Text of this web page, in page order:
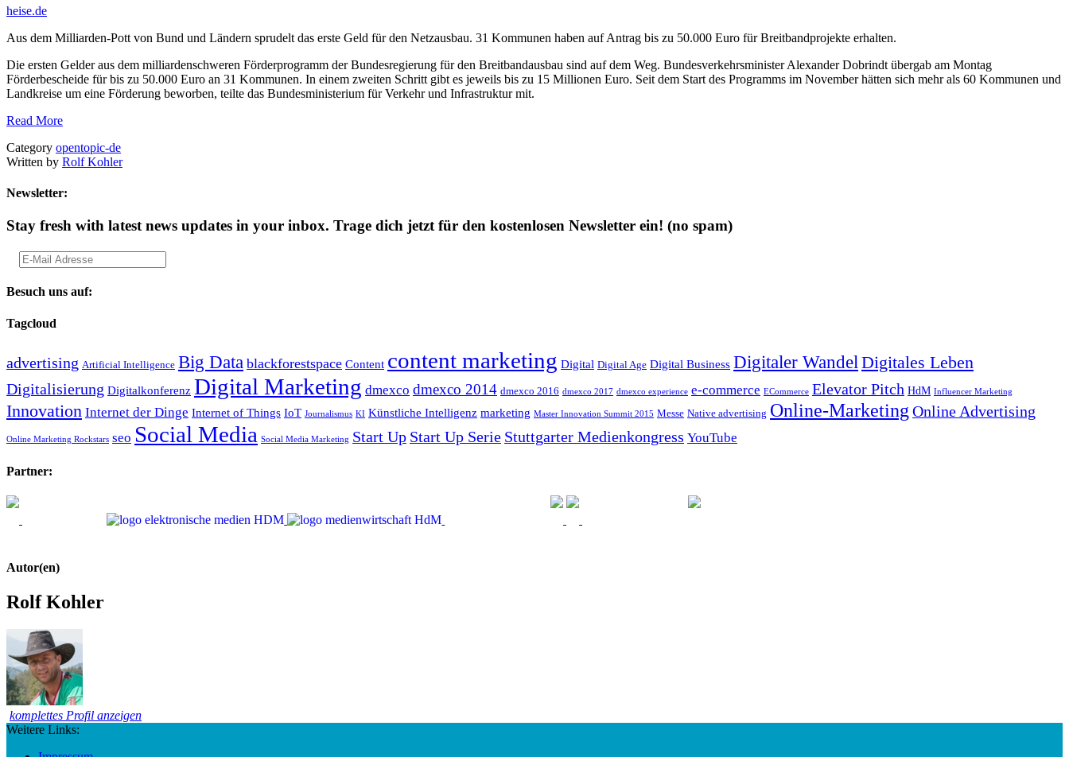
heise.de
Aus dem Milliarden-Pott von Bund und Ländern sprudelt das erste Geld für den Netzausbau. 31 Kommunen haben auf Antrag bis zu 50.000 Euro für Breitbandprojekte erhalten.
Die ersten Gelder aus dem milliardenschweren Förderprogramm der Bundesregierung für den Breitbandausbau sind auf dem Weg. Bundesverkehrsminister Alexander Dobrindt übergab am Montag
Förderbescheide für bis zu 50.000 Euro an 31 Kommunen. In einem zweiten Schritt gibt es jeweils bis zu 15 Millionen Euro. Seit dem Start des Programms im November hätten sich mehr als 60 Kommunen und
Landkreise um eine Förderung beworben, teilte das Bundesministerium für Verkehr und Infrastruktur mit.
Read More
Category opentopic-de
Written by Rolf Kohler
Newsletter:
Stay fresh with latest news updates in your inbox. Trage dich jetzt für den kostenlosen Newsletter ein! (no spam)
Besuch uns auf:
Tagcloud
advertising Artificial Intelligence Big Data blackforestspace Content content marketing Digital Digital Age Digital Business Digitaler Wandel Digitales Leben
Digitalisierung Digitalkonferenz Digital Marketing dmexco dmexco 2014 dmexco 2016 dmexco 2017 dmexco experience e-commerce ECommerce Elevator Pitch HdM Influencer Marketing
Innovation Internet der Dinge Internet of Things IoT Journalismus KI Künstliche Intelligenz marketing Master Innovation Summit 2015 Messe Native advertising Online-Marketing Online Advertising
Online Marketing Rockstars seo Social Media Social Media Marketing Start Up Start Up Serie Stuttgarter Medienkongress YouTube
Partner:
Autor(en)
Rolf Kohler
komplettes Profil anzeigen
Weitere Links: